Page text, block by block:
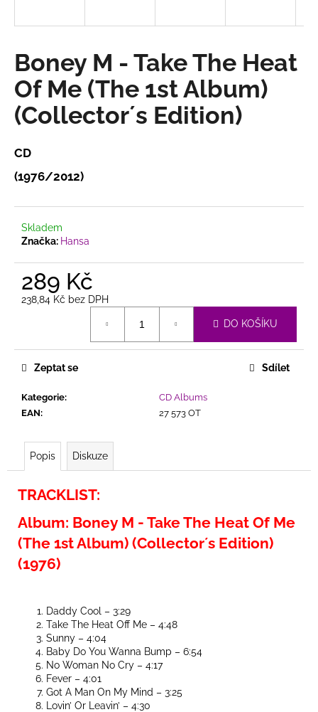
Boney M - Take The Heat
Of Me (The 1st Album)
(Collector´s Edition)
CD
(1976/2012)
Skladem
Značka: Hansa
289 Kč
238,84 Kč bez DPH
DO KOŠÍKU
Kategorie:
CD Albums
EAN: 27 573 OT
Zeptat se Sdílet
Popis Diskuze
TRACKLIST:
Album: Boney M - Take The Heat Of Me
(The 1st Album) (Collector´s Edition)
(1976)
Daddy Cool – 3:29
Take The Heat Off Me – 4:48
Sunny – 4:04
Baby Do You Wanna Bump – 6:54
No Woman No Cry – 4:17
Fever – 4:01
Got A Man On My Mind – 3:25
Lovin’ Or Leavin’ – 4:30
í
t
?
D
o
p
u
j
e
e
BROTHERS
4TH
FLOOR
DREAMS
(THE
1ST
ALBUM)
(BONUS